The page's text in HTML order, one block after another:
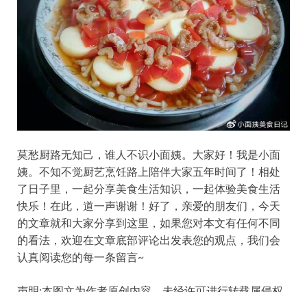
莫愁厨路无知己，谁人不识小面姨。大家好！我是小面
姨。不知不觉厨艺烹饪路上陪伴大家五年时间了！相处
了日子里，一起分享美食生活知识，一起体验美食生活
快乐！在此，道一声谢谢！好了，亲爱的朋友们，今天
的文章就和大家分享到这里，如果您对本文有任何不同
的看法，欢迎在文章底部评论出发表您的观点，我们会
认真阅读您的每一条留言~